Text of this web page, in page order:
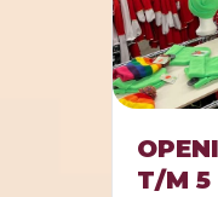
T/M 5